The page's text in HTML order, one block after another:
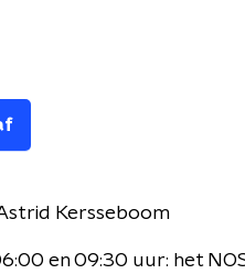
Kersseboom
en 09:30 uur: het